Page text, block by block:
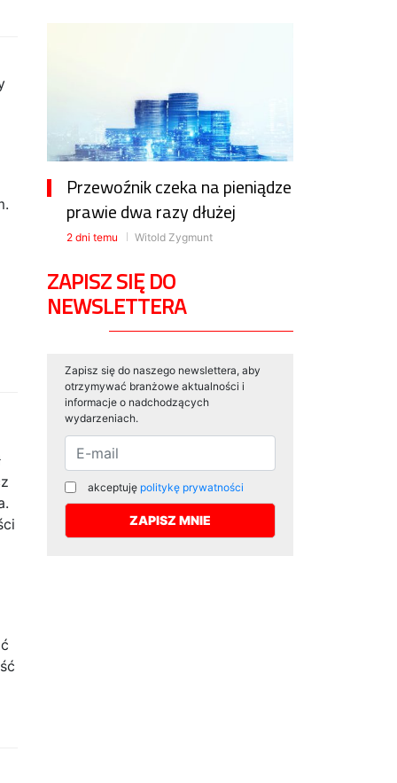
Przewoźnik czeka na pieniądze
prawie dwa razy dłużej
2 dni temu Witold Zygmunt
ZAPISZ SIĘ DO
NEWSLETTERA
Zapisz się do naszego newslettera, aby
otrzymywać branżowe aktualności i
informacje o nadchodzących
wydarzeniach.
akceptuję politykę prywatności